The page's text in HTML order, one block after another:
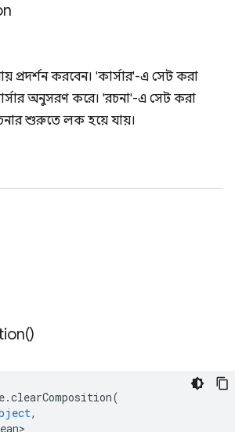
প্রদর্শন করবেন। 'কার্সার'-এ সেট করা
অনুসরণ করে। 'রচনা'-এ সেট করা
শুরুতে লক হয়ে যায়।
)
.clearComposition(
,